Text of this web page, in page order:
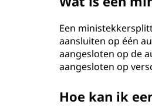
Een
aansluiten op één
aangesloten op de
aangesloten op
Hoe kan ik